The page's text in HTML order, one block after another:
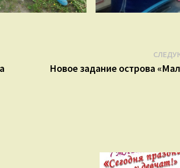
Новое задание острова